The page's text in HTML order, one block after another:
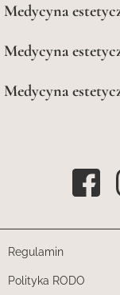
Medycyna
Medycyna
Medycyna
Regulamin
Polityka RODO